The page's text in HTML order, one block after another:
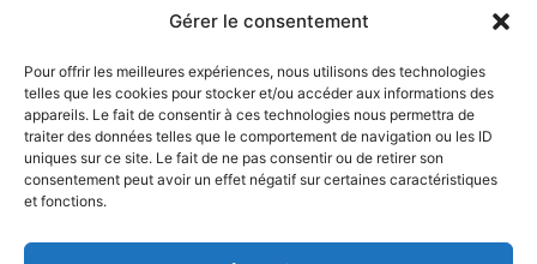
Gérer le consentement
Pour offrir les meilleures expériences, nous utilisons des technologies
telles que les cookies pour stocker et/ou accéder aux informations des
appareils. Le fait de consentir à ces technologies nous permettra de
traiter des données telles que le comportement de navigation ou les ID
uniques sur ce site. Le fait de ne pas consentir ou de retirer son
consentement peut avoir un effet négatif sur certaines caractéristiques
et fonctions.
© Gouvernement du Québec, 2026
Plan du site